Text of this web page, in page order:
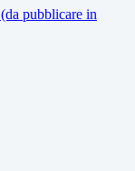
pubblicare in